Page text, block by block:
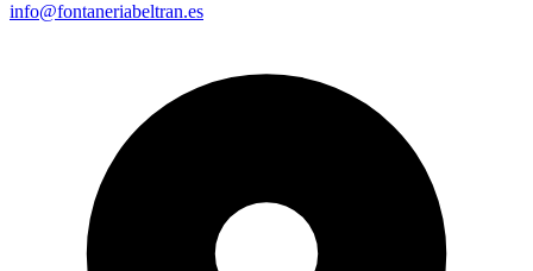
info@fontaneriabeltran.es